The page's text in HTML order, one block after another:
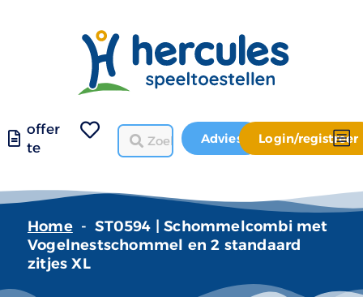
offer
te
Advies Login/registreer
Home - ST0594 | Schommelcombi met
Vogelnestschommel en 2 standaard
zitjes XL